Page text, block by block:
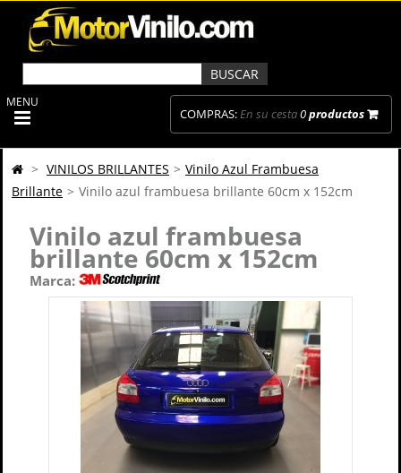
COMPRAS:En su cesta0productos
MENU
> VINILOS BRILLANTES > Vinilo Azul Frambuesa
Brillante > Vinilo azul frambuesa brillante 60cm x 152cm
Vinilo azul frambuesa
brillante 60cm x 152cm
Marca: